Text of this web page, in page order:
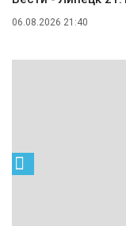
06.08.2026 21:40